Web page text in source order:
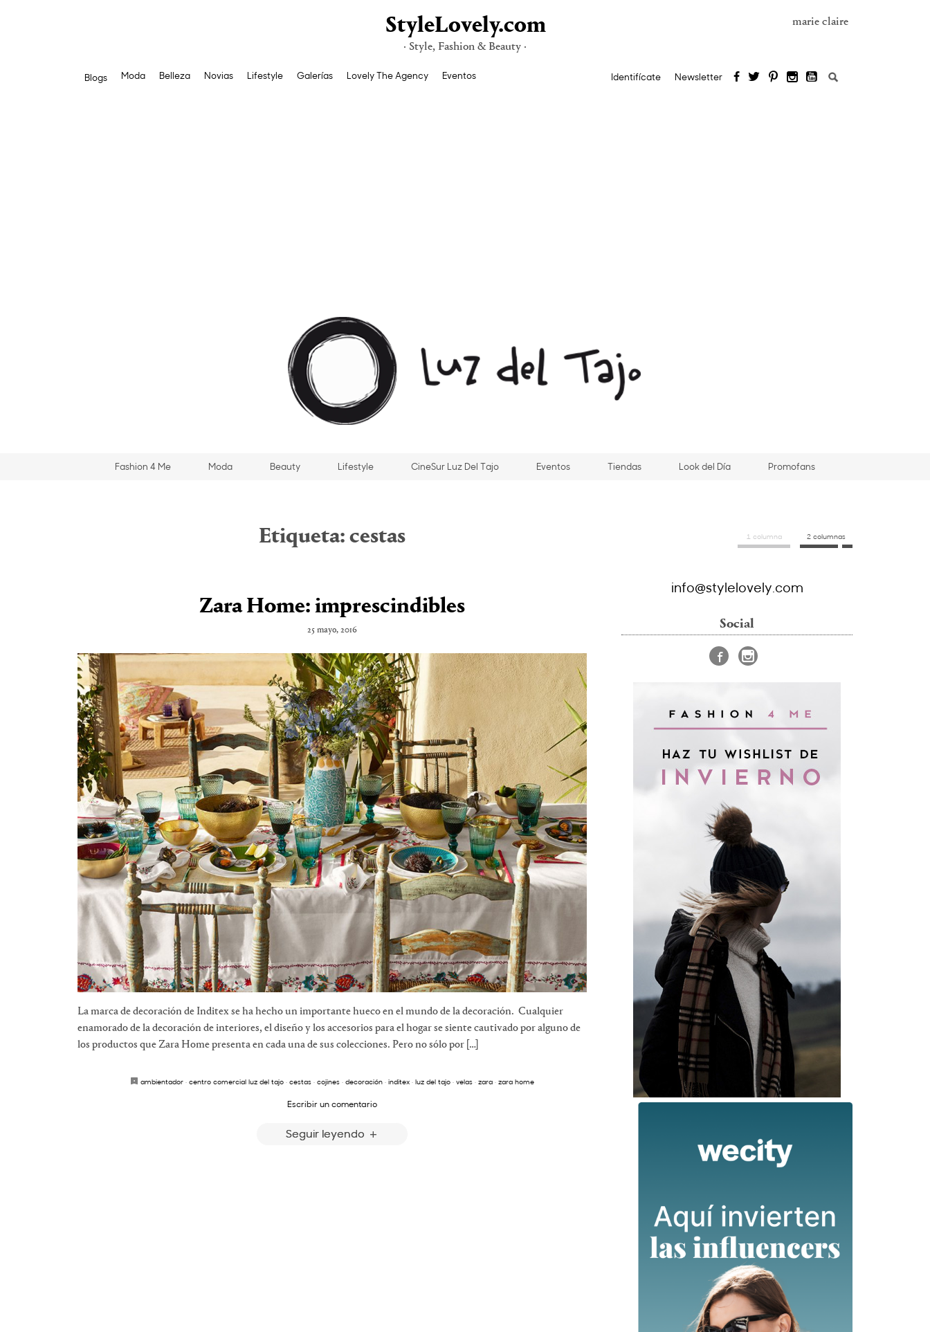
StyleLovely.com
· Style, Fashion & Beauty ·
marie claire
Blogs Moda Belleza Novias Lifestyle Galerías Lovely The Agency Eventos Identifícate Newsletter Buscar:
Fashion 4 Me Moda Beauty Lifestyle CineSur Luz Del Tajo Eventos Tiendas Look del Día Promofans
Etiqueta: cestas
Zara Home: imprescindibles
25 mayo, 2016
La marca de decoración de Inditex se ha hecho un importante hueco en el mundo de la decoración. Cualquier
enamorado de la decoración de interiores, el diseño y los accesorios para el hogar se siente cautivado por alguno de
los productos que Zara Home presenta en cada una de sus colecciones. Pero no sólo por […]
ambientador · centro comercial luz del tajo · cestas · cojines · decoración · inditex · luz del tajo · velas · zara · zara home
Escribir un comentario
Seguir leyendo
1 columna 2 columnas
info@stylelovely.com
Social